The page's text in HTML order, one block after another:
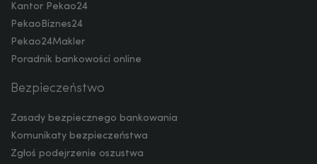
ZAR
Kantor Pekao24
PekaoBiznes24
Pekao24Makler
Poradnik bankowości online
Bezpieczeństwo
Zasady bezpiecznego bankowania
Komunikaty bezpieczeństwa
Zgłoś podejrzenie oszustwa